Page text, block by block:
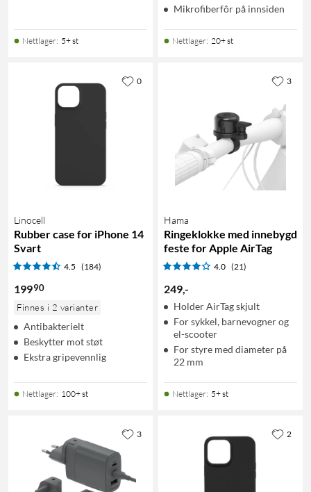
Nettlager: 5+ st
Mikrofiberfôr på innsiden
Nettlager: 20+ st
Linocell
Rubber case for iPhone 14
Svart
4.5 (184)
19990
Finnes i 2 varianter
Antibakterielt
Beskytter mot støt
Ekstra gripevennlig
Nettlager: 100+ st
0
Hama
Ringeklokke med innebygd
feste for Apple AirTag
4.0 (21)
249,-
Holder AirTag skjult
For sykkel, barnevogner og
el-scooter
For styre med diameter på
22 mm
Nettlager: 5+ st
3
3 2